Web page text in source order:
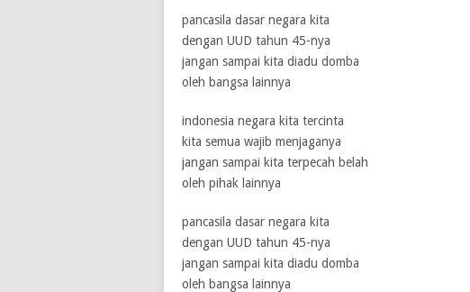
pancasila dasar negara kita
dengan UUD tahun 45-nya
jangan sampai kita diadu domba
oleh bangsa lainnya
indonesia negara kita tercinta
kita semua wajib menjaganya
jangan sampai kita terpecah belah
oleh pihak lainnya
pancasila dasar negara kita
dengan UUD tahun 45-nya
jangan sampai kita diadu domba
oleh bangsa lainnya